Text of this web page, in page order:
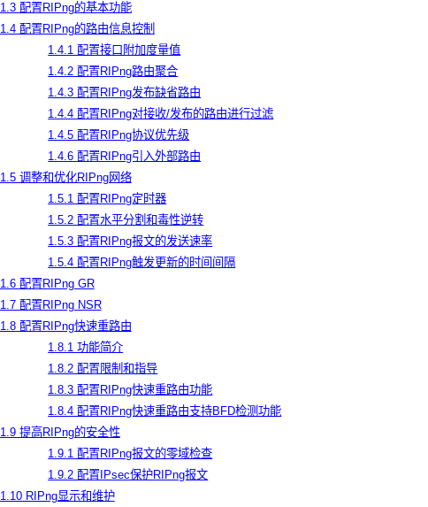
1.3 配置RIPng的基本功能
1.4 配置RIPng的路由信息控制
1.4.1 配置接口附加度量值
1.4.2 配置RIPng路由聚合
1.4.3 配置RIPng发布缺省路由
1.4.4 配置RIPng对接收/发布的路由进行过滤
1.4.5 配置RIPng协议优先级
1.4.6 配置RIPng引入外部路由
1.5 调整和优化RIPng网络
1.5.1 配置RIPng定时器
1.5.2 配置水平分割和毒性逆转
1.5.3 配置RIPng报文的发送速率
1.5.4 配置RIPng触发更新的时间间隔
1.6 配置RIPng GR
1.7 配置RIPng NSR
1.8 配置RIPng快速重路由
1.8.1 功能简介
1.8.2 配置限制和指导
1.8.3 配置RIPng快速重路由功能
1.8.4 配置RIPng快速重路由支持BFD检测功能
1.9 提高RIPng的安全性
1.9.1 配置RIPng报文的零域检查
1.9.2 配置IPsec保护RIPng报文
1.10 RIPng显示和维护